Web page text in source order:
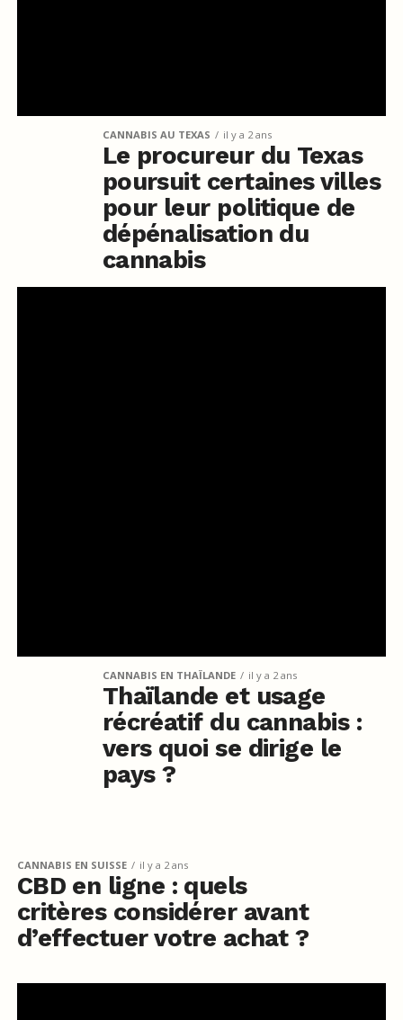
CANNABIS AU TEXAS il y a 2 ans
Le procureur du Texas
poursuit certaines villes
pour leur politique de
dépénalisation du
cannabis
CANNABIS EN THAÏLANDE il y a 2 ans
Thaïlande et usage
récréatif du cannabis :
vers quoi se dirige le
pays ?
CANNABIS EN SUISSE il y a 2 ans
CBD en ligne : quels
critères considérer avant
d’effectuer votre achat ?